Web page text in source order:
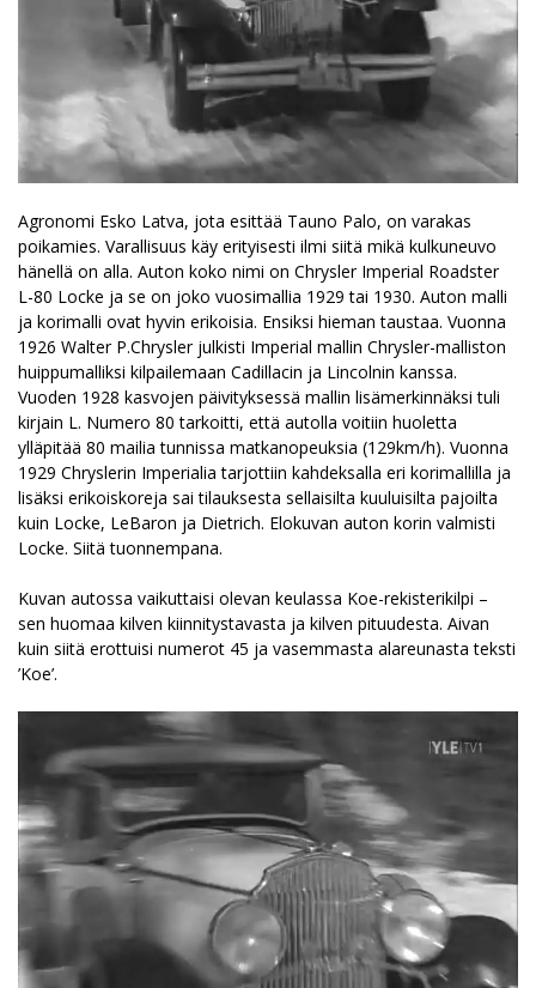
Agronomi Esko Latva, jota esittää Tauno Palo, on varakas
poikamies. Varallisuus käy erityisesti ilmi siitä mikä kulkuneuvo
hänellä on alla. Auton koko nimi on Chrysler Imperial Roadster
L-80 Locke ja se on joko vuosimallia 1929 tai 1930. Auton malli
ja korimalli ovat hyvin erikoisia. Ensiksi hieman taustaa. Vuonna
1926 Walter P.Chrysler julkisti Imperial mallin Chrysler-malliston
huippumalliksi kilpailemaan Cadillacin ja Lincolnin kanssa.
Vuoden 1928 kasvojen päivityksessä mallin lisämerkinnäksi tuli
kirjain L. Numero 80 tarkoitti, että autolla voitiin huoletta
ylläpitää 80 mailia tunnissa matkanopeuksia (129km/h). Vuonna
1929 Chryslerin Imperialia tarjottiin kahdeksalla eri korimallilla ja
lisäksi erikoiskoreja sai tilauksesta sellaisilta kuuluisilta pajoilta
kuin Locke, LeBaron ja Dietrich. Elokuvan auton korin valmisti
Locke. Siitä tuonnempana.
Kuvan autossa vaikuttaisi olevan keulassa Koe-rekisterikilpi –
sen huomaa kilven kiinnitystavasta ja kilven pituudesta. Aivan
kuin siitä erottuisi numerot 45 ja vasemmasta alareunasta teksti
’Koe’.